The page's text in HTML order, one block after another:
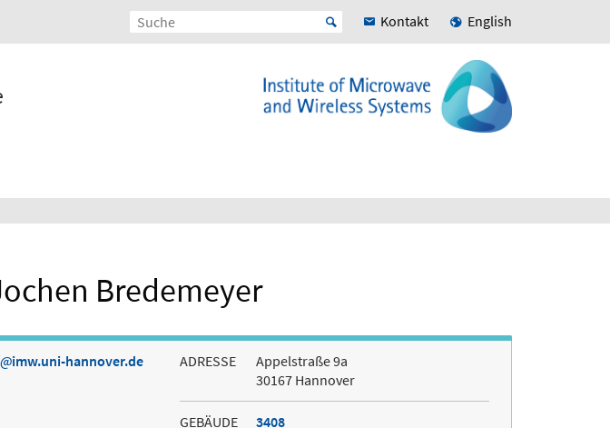
Kontakt English
Bredemeyer
imw.uni-hannover.de ADRESSE
Appelstraße 9a
30167 Hannover
GEBÄUDE 3408